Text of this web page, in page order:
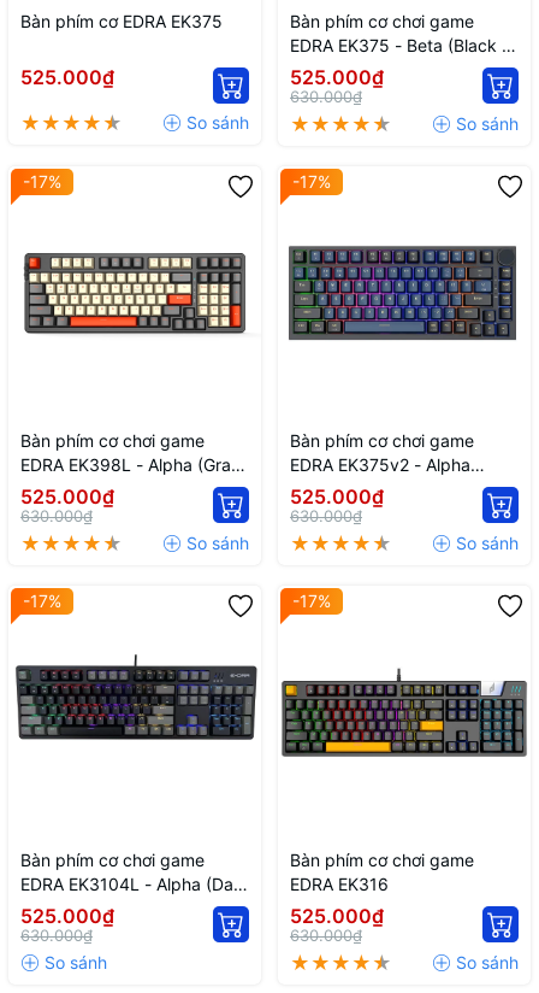
Bàn phím cơ EDRA EK375
525.000₫
Bàn phím cơ chơi game
EDRA EK375 - Beta (Black +
Red)
525.000₫
630.000₫
-17%
Bàn phím cơ chơi game
EDRA EK398L - Alpha (Gray
+ Off White)
525.000₫
630.000₫
-17%
Bàn phím cơ chơi game
EDRA EK375v2 - Alpha
(Black + Blue)
525.000₫
630.000₫
-17%
Bàn phím cơ chơi game
EDRA EK3104L - Alpha (Dark
Gray + Black)
525.000₫
630.000₫
-17%
Bàn phím cơ chơi game
EDRA EK316
525.000₫
630.000₫